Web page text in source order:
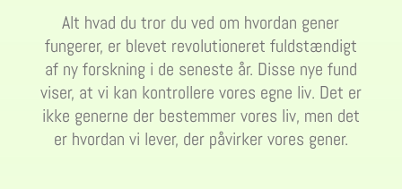
Alt hvad du tror du ved om hvordan gener
fungerer, er blevet revolutioneret fuldstændigt
af ny forskning i de seneste år. Disse nye fund
viser, at vi kan kontrollere vores egne liv. Det er
ikke generne der bestemmer vores liv, men det
er hvordan vi lever, der påvirker vores gener.